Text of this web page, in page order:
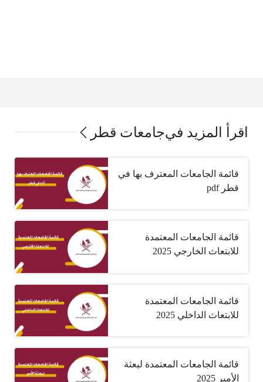
اقرأ المزيد فيجامعات قطر
قائمة الجامعات المعترف بها في
قطر pdf
قائمة الجامعات المعتمدة
للابتعاث الخارجي 2025
قائمة الجامعات المعتمدة
للابتعاث الداخلي 2025
قائمة الجامعات المعتمدة لبعثة
الأمير 2025